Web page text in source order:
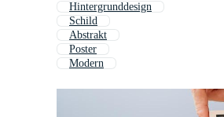
Hintergrunddesign
Schild
Abstrakt
Poster
Modern